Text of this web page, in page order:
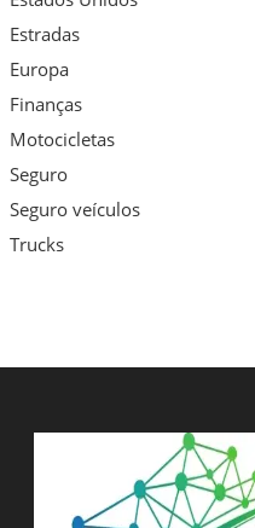
Estradas
Europa
Finanças
Motocicletas
Seguro
Seguro veículos
Trucks